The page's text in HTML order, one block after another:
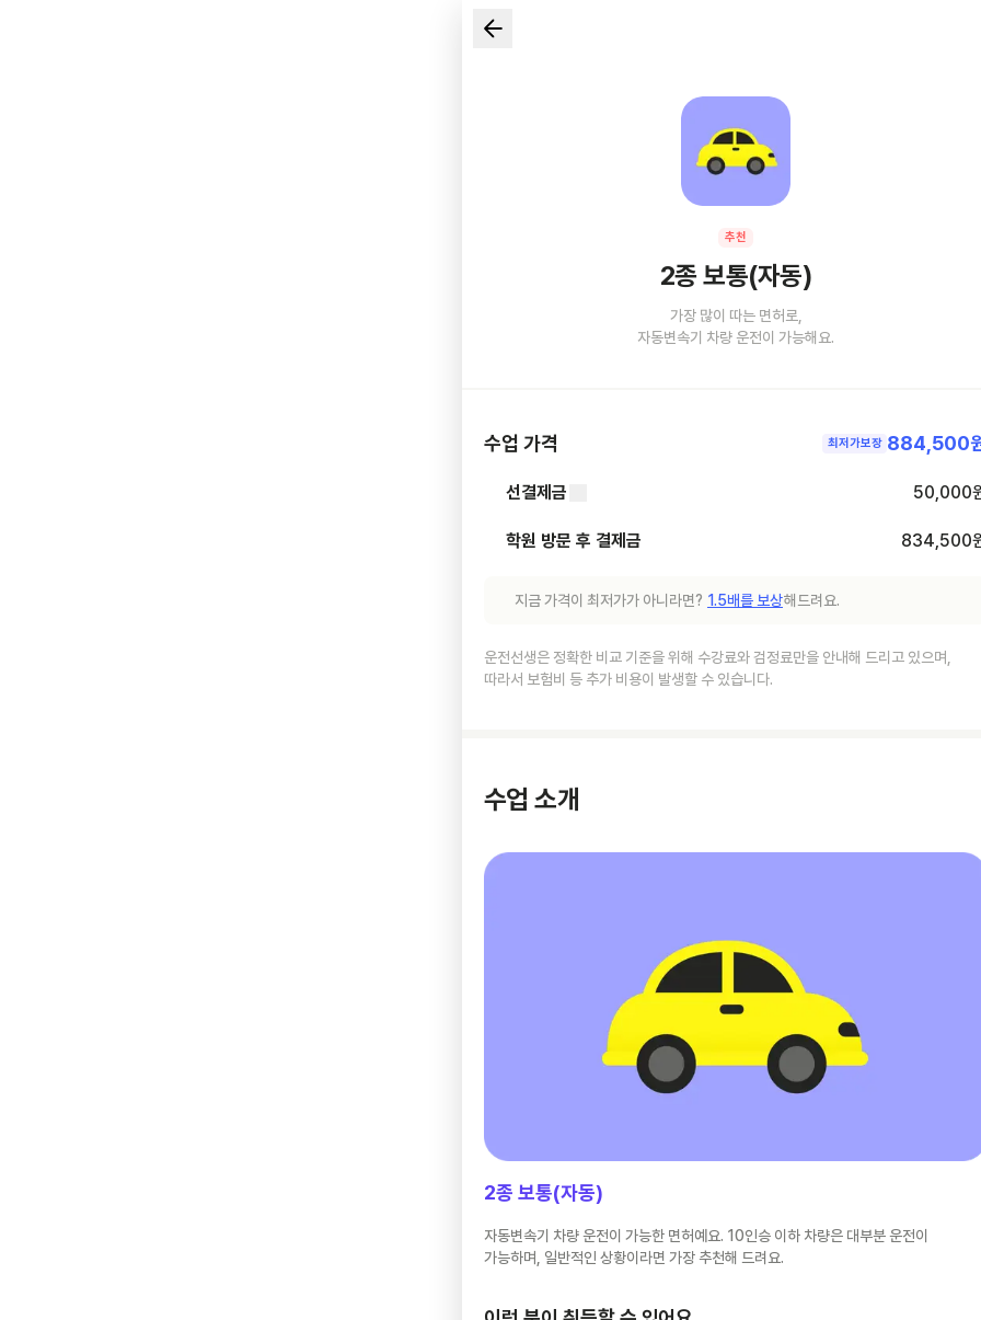
추천
2종 보통(자동)
가장 많이 따는 면허로,
자동변속기 차량 운전이 가능해요.
수업 가격 최저가보장 884,500
선결제금 50,000
학원 방문 후 결제금 834,500
지금 가격이 최저가가 아니라면? 1.5배를 보상해드려요.
운전선생은 정확한 비교 기준을 위해 수강료와 검정료만을 안내해 드리고 있으며,
따라서 보험비 등 추가 비용이 발생할 수 있습니다.
수업 소개
2종 보통(자동)
자동변속기 차량 운전이 가능한 면허예요. 10인승 이하 차량은 대부분 운전이
가능하며, 일반적인 상황이라면 가장 추천해 드려요.